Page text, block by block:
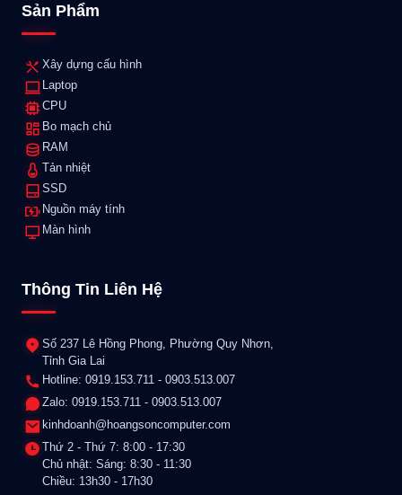
Sản Phẩm
Xây dựng cấu hình
Laptop
CPU
Bo mạch chủ
RAM
Tản nhiệt
SSD
Nguồn máy tính
Màn hình
Thông Tin Liên Hệ
Số 237 Lê Hồng Phong, Phường Quy Nhơn,
Tỉnh Gia Lai
Hotline: 0919.153.711 - 0903.513.007
Zalo: 0919.153.711 - 0903.513.007
kinhdoanh@hoangsoncomputer.com
Thứ 2 - Thứ 7: 8:00 - 17:30
Chủ nhật: Sáng: 8:30 - 11:30
Chiều: 13h30 - 17h30